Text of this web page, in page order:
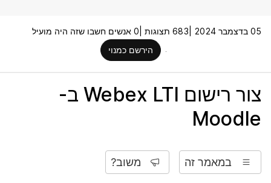
05 בדצמבר 2024 | 683 תצוגות |
0 אנשים חשבו שזה היה מועיל
הירשם כמנוי
צור רישום Webex LTI ב-
Moodle
במאמר זה משוב?